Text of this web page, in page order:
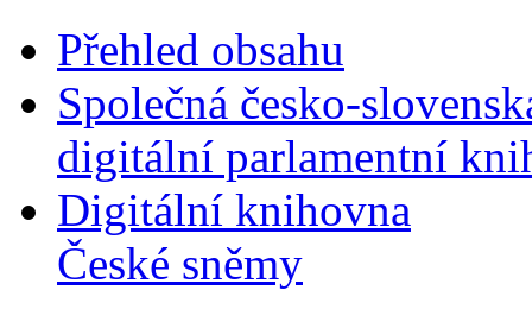
Přehled obsahu
Společná česko-
digitální parlamentní
Digitální knihovna
České sněmy